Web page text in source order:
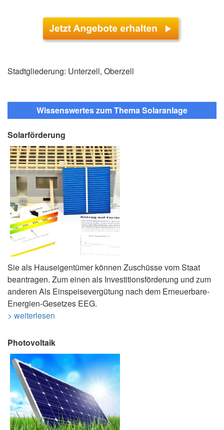
Stadtgliederung: Unterzell, Oberzell
Wissenswertes zum Thema Solaranlage
Solarförderung
Sie als Hauseigentümer können Zuschüsse vom Staat
beantragen. Zum einen als Investitionsförderung und zum
anderen Als Einspeisevergütung nach dem Erneuerbare-
Energien-Gesetzes EEG.
> weiterlesen
Photovoltaik